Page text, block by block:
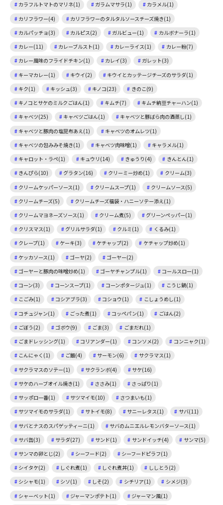
カラフルトマトのマリネ(1)
ガラムマサラ(1)
カラメル(1)
カリフラワー(4)
カリフラワーのタルタルソースチーズ焼き(1)
カルパッチョ(3)
カルピス(2) ガルビュー(1)
カルボナーラ(1)
カレー(11)
カレーブルスト(1) カレーライス(1)
カレー粉(7)
カレー風味のフライドチキン(1)
カレイ(3)
ガレット(3)
キーマカレー(1)
キウイ(2)
キウイとカッテージチーズのサラダ(1)
キク(1)
キッシュ(3) キノコ(23)
きのこ(9)
キノコとサケのミルクごはん(1)
キムチ(7)
キムチ納豆チャーハン(1)
キャベツ(25)
キャベツごはん(1)
キャベツと豚ばら肉の酒蒸し(1)
キャベツと豚肉の塩昆布あえ(1)
キャベツのオムレツ(1)
キャベツの包みみそ焼き(1)
キャベツ肉味噌(1)
キャラメル(1)
キャロット・ラペ(1)
キュウリ(14) きゅうり(4)
きんとん(1)
きんぴら(10)
グラタン(16) クリーミー炒め(1)
クリーム(3)
クリームケッパーソース(1)
クリームスープ(1)
クリームソース(5)
クリームチーズ(5)
クリームチーズ福袋・ハニーソテー添え(1)
クリームマヨネーズソース(1)
クリーム煮(5)
グリーンペッパー(1)
クリスマス(1)
グリルサラダ(1) クルミ(1)
くるみ(1)
クレープ(1)
ケーキ(3) ケチャップ(2)
ケチャップ炒め(1)
ケッカソース(1)
ゴーヤ(2)
ゴーヤー(2)
ゴーヤーと豚肉の味噌炒め(1)
ゴーヤチャンプル(1)
コールスロー(1)
コーン(3)
コーンスープ(1) コーンポタージュ(1)
こうじ鍋(1)
こごみ(1)
コシアブラ(3) コショウ(1)
こしょうめし(1)
コチュジャン(1)
ごった煮(1) コッペパン(1)
ごはん(2)
ごぼう(2)
ゴボウ(9) ごま(3)
ごまだれ(1)
ごまドレッシング(1)
コリアンダー(1) コンソメ(2)
コンニャク(1)
こんにゃく(1)
ご飯(4) サーモン(6)
サクラマス(1)
サクラマスのソテー(1)
サクランボ(4)
サケ(16)
サケのハーブオイル焼き(1)
ささみ(1)
さっぱり(1)
サッポロ一番(1)
サツマイモ(10)
さつまいも(1)
サツマイモのサラダ(1)
サトイモ(8) サニーレタス(1)
サバ(11)
サバとナスのスパゲッティーニ(1)
サバのムニエルレモンバターソース(1)
サバ缶(3)
サラダ(27) サンド(1) サンドイッチ(4)
サンマ(5)
サンマの卵とじ(2)
シーフード(2)
シーフードピラフ(1)
シイタケ(2)
しぐれ煮(1) しぐれ煮丼(1)
ししとう(2)
シシャモ(1)
シソ(1) しそ(2) シチリア(1)
シメジ(3)
シャーベット(1)
ジャーマンポテト(1)
ジャーマン風(1)